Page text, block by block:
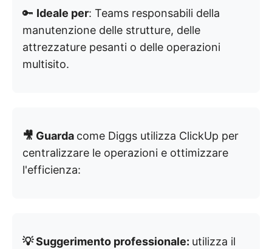
🔑 Ideale per: Teams responsabili della
manutenzione delle strutture, delle
attrezzature pesanti o delle operazioni
multisito.
🎥 Guarda come Diggs utilizza ClickUp per
centralizzare le operazioni e ottimizzare
l'efficienza:
💡 Suggerimento professionale: utilizza il